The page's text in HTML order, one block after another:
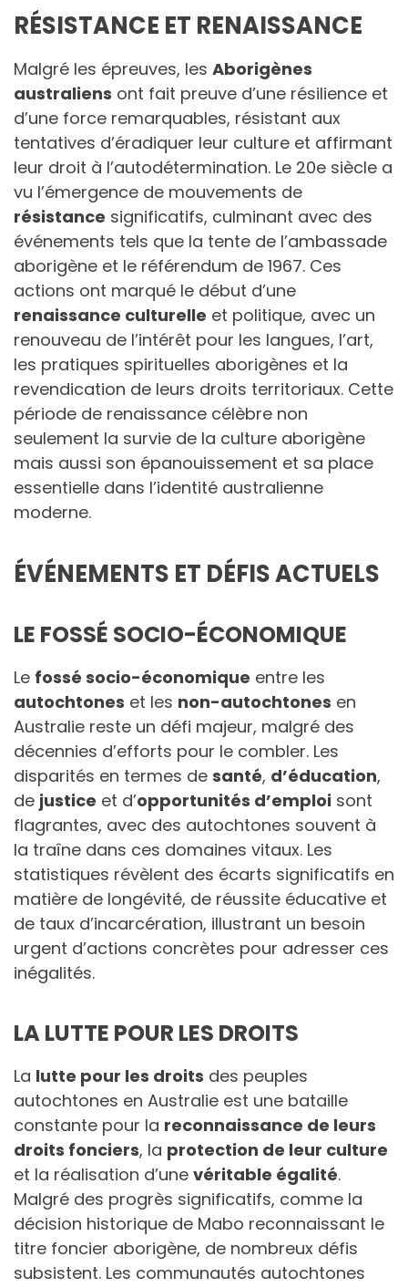
RÉSISTANCE ET RENAISSANCE
Malgré les épreuves, les Aborigènes
australiens ont fait preuve d’une résilience et
d’une force remarquables, résistant aux
tentatives d’éradiquer leur culture et affirmant
leur droit à l’autodétermination. Le 20e siècle a
vu l’émergence de mouvements de
résistance significatifs, culminant avec des
événements tels que la tente de l’ambassade
aborigène et le référendum de 1967. Ces
actions ont marqué le début d’une
renaissance culturelle et politique, avec un
renouveau de l’intérêt pour les langues, l’art,
les pratiques spirituelles aborigènes et la
revendication de leurs droits territoriaux. Cette
période de renaissance célèbre non
seulement la survie de la culture aborigène
mais aussi son épanouissement et sa place
essentielle dans l’identité australienne
moderne.
ÉVÉNEMENTS ET DÉFIS ACTUELS
LE FOSSÉ SOCIO-ÉCONOMIQUE
Le fossé socio-économique entre les
autochtones et les non-autochtones en
Australie reste un défi majeur, malgré des
décennies d’efforts pour le combler. Les
disparités en termes de santé, d’éducation,
de justice et d’opportunités d’emploi sont
flagrantes, avec des autochtones souvent à
la traîne dans ces domaines vitaux. Les
statistiques révèlent des écarts significatifs en
matière de longévité, de réussite éducative et
de taux d’incarcération, illustrant un besoin
urgent d’actions concrètes pour adresser ces
inégalités.
LA LUTTE POUR LES DROITS
La lutte pour les droits des peuples
autochtones en Australie est une bataille
constante pour la reconnaissance de leurs
droits fonciers, la protection de leur culture
et la réalisation d’une véritable égalité.
Malgré des progrès significatifs, comme la
décision historique de Mabo reconnaissant le
titre foncier aborigène, de nombreux défis
subsistent. Les communautés autochtones